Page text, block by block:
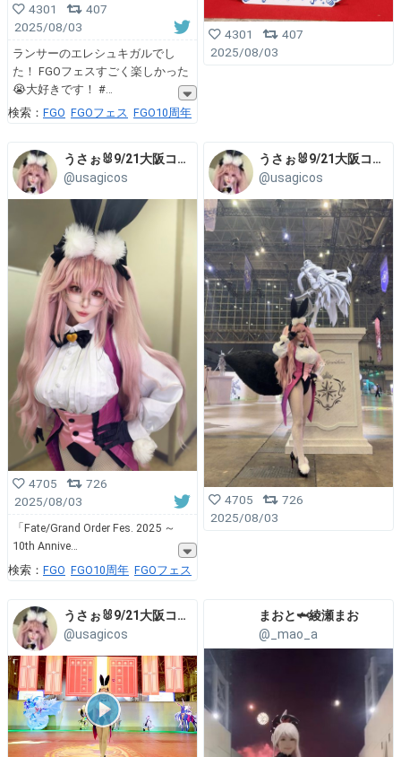
4301
407
2025/08/03
ランサーのエレシュキガルでし
た！ FGOフェスすごく楽しかった
😭大好きです！ #
検索： FGO FGOフェス FGO10周年
4301
407
2025/08/03
うさぉ🐰9/21大阪コスコン
@usagicos
4705
726
2025/08/03
「Fate/Grand Order Fes. 2025 ～
10th Annive
検索： FGO FGO10周年 FGOフェス
うさぉ🐰9/21大阪コスコン
@usagicos
4705
726
2025/08/03
うさぉ🐰9/21大阪コスコン
@usagicos
まおと🦈綾瀬まお
@_mao_a